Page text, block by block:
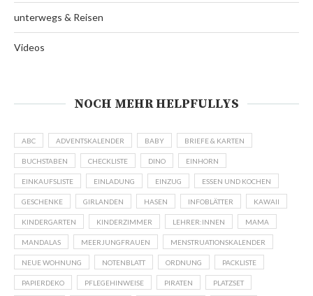
unterwegs & Reisen
Videos
NOCH MEHR HELPFULLYS
ABC ADVENTSKALENDER BABY BRIEFE & KARTEN
BUCHSTABEN CHECKLISTE DINO EINHORN
EINKAUFSLISTE EINLADUNG EINZUG ESSEN UND KOCHEN
GESCHENKE GIRLANDEN HASEN INFOBLÄTTER KAWAII
KINDERGARTEN KINDERZIMMER LEHRER:INNEN MAMA
MANDALAS MEERJUNGFRAUEN MENSTRUATIONSKALENDER
NEUE WOHNUNG NOTENBLATT ORDNUNG PACKLISTE
PAPIERDEKO PFLEGEHINWEISE PIRATEN PLATZSET